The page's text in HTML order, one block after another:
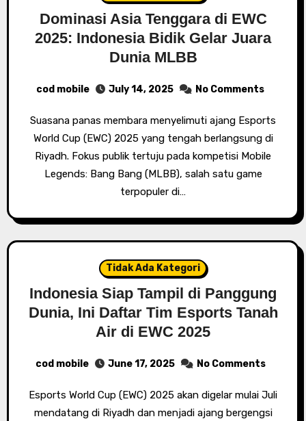
Dominasi Asia Tenggara di EWC
2025: Indonesia Bidik Gelar Juara
Dunia MLBB
cod mobile July 14, 2025 No Comments
Suasana panas membara menyelimuti ajang Esports
World Cup (EWC) 2025 yang tengah berlangsung di
Riyadh. Fokus publik tertuju pada kompetisi Mobile
Legends: Bang Bang (MLBB), salah satu game
terpopuler di…
Tidak Ada Kategori
Indonesia Siap Tampil di Panggung
Dunia, Ini Daftar Tim Esports Tanah
Air di EWC 2025
cod mobile June 17, 2025 No Comments
Esports World Cup (EWC) 2025 akan digelar mulai Juli
mendatang di Riyadh dan menjadi ajang bergengsi